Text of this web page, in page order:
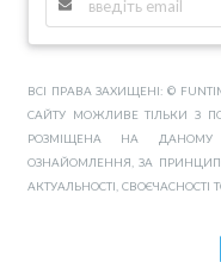
ВСІ ПРАВА ЗАХИЩЕНІ: ©
САЙТУ МОЖЛИВЕ ТІЛЬКИ З
РОЗМІЩЕНА НА ДАНОМУ
ОЗНАЙОМЛЕННЯ, ЗА
АКТУАЛЬНОСТІ, СВОЄЧАСНОСТІ